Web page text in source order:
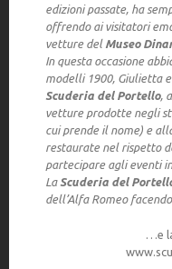
edizioni passate, ha
offrendo ai visitatori
vetture del Museo
In questa occasione
modelli 1900, Giulietta
Scuderia del Portello,
vetture prodotte negli
cui prende il nome) e
restaurate nel rispetto
partecipare agli eventi
La Scuderia del
dell’Alfa Romeo
…e